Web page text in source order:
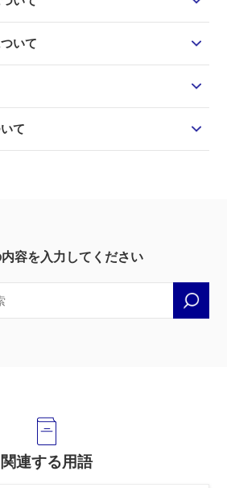
いて
て
容を入力してください
関連する用語